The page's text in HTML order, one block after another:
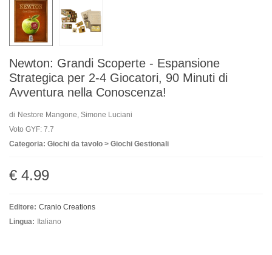
Newton: Grandi Scoperte - Espansione
Strategica per 2-4 Giocatori, 90 Minuti di
Avventura nella Conoscenza!
di Nestore Mangone, Simone Luciani
Voto GYF: 7.7
Categoria: Giochi da tavolo > Giochi Gestionali
€ 4.99
Editore: Cranio Creations
Lingua: Italiano